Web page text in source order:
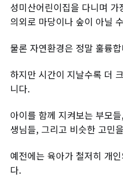
성미산어린이집을 다니며
의외로 마당이나 숲이 아닐
물론 자연환경은 정말 훌륭
하지만 시간이 지날수록 더
니다.
아이를 함께 지켜보는 부모
생님들, 그리고 비슷한 고민
예전에는 육아가 철저히 개
다.